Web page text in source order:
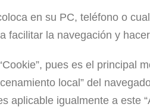
en su PC, teléfono o
la navegación y
pues es el principal
local” del
aplicable igualmente a este